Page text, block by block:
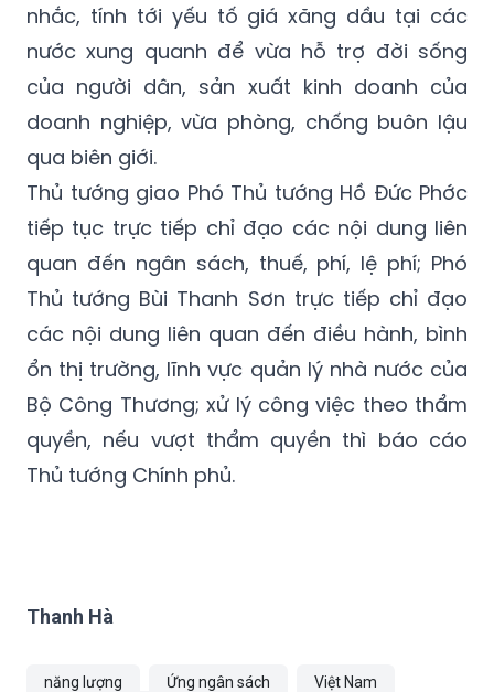
nhắc, tính tới yếu tố giá xăng dầu tại các
nước xung quanh để vừa hỗ trợ đời sống
của người dân, sản xuất kinh doanh của
doanh nghiệp, vừa phòng, chống buôn lậu
qua biên giới.
Thủ tướng giao Phó Thủ tướng Hồ Đức Phớc
tiếp tục trực tiếp chỉ đạo các nội dung liên
quan đến ngân sách, thuế, phí, lệ phí; Phó
Thủ tướng Bùi Thanh Sơn trực tiếp chỉ đạo
các nội dung liên quan đến điều hành, bình
ổn thị trường, lĩnh vực quản lý nhà nước của
Bộ Công Thương; xử lý công việc theo thẩm
quyền, nếu vượt thẩm quyền thì báo cáo
Thủ tướng Chính phủ.
Thanh Hà
năng lượng Ứng ngân sách
Việt Nam